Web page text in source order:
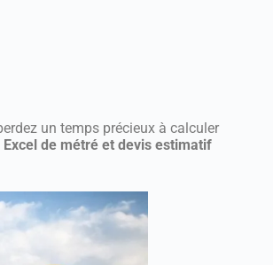
un temps précieux à calculer
Excel de métré et devis estimatif